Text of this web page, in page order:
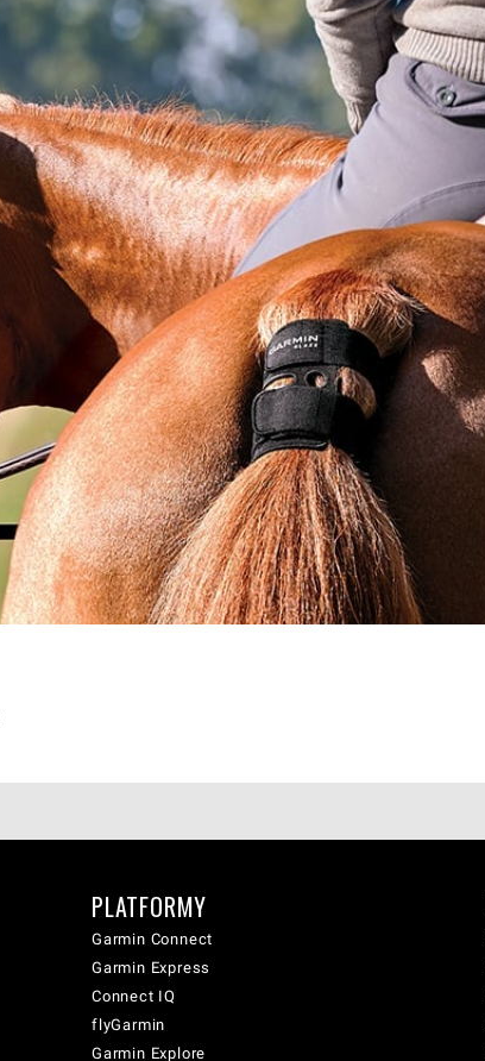
PLATFORMY
Garmin Connect
Garmin Express
Connect IQ
flyGarmin
Garmin Explore